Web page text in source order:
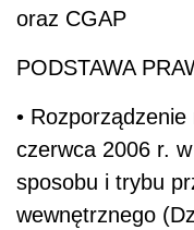
oraz CGAP
PODSTAWA
•
czerwca 2006 r.
sposobu i trybu
wewnętrznego